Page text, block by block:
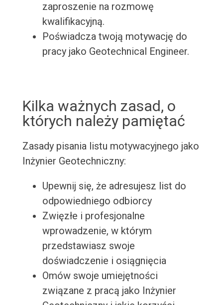
zaproszenie na rozmowę
kwalifikacyjną.
Poświadcza twoją motywację do
pracy jako Geotechnical Engineer.
Kilka ważnych zasad, o
których należy pamiętać
Zasady pisania listu motywacyjnego jako
Inżynier Geotechniczny:
Upewnij się, że adresujesz list do
odpowiedniego odbiorcy
Zwięzłe i profesjonalne
wprowadzenie, w którym
przedstawiasz swoje
doświadczenie i osiągnięcia
Omów swoje umiejętności
związane z pracą jako Inżynier